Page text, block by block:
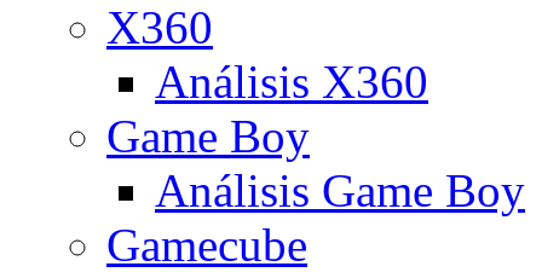
X360
Análisis X360
Game Boy
Análisis Game Boy
Gamecube